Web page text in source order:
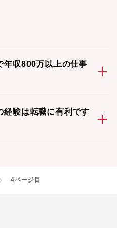
年収800万以上の仕事
経験は転職に有利です
4ページ目